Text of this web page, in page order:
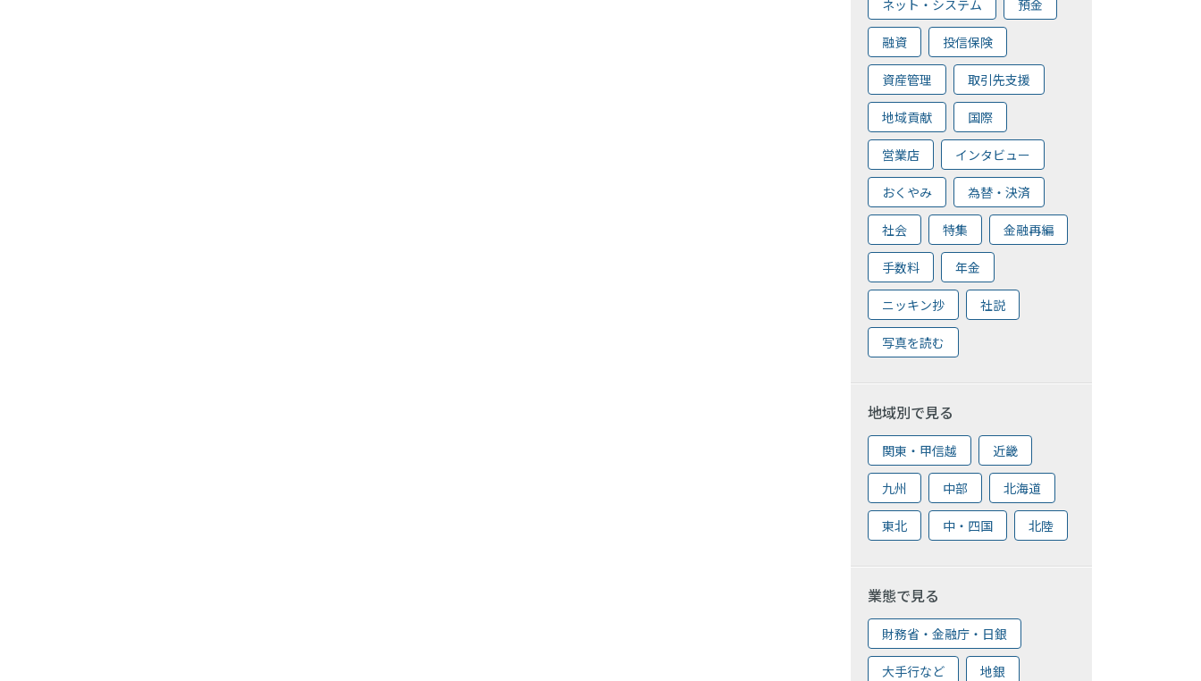
ネット・システム 預金
融資 投信保険
資産管理 取引先支援
地域貢献 国際
営業店 インタビュー
おくやみ 為替・決済
社会 特集 金融再編
手数料 年金
ニッキン抄 社説
写真を読む
地域別で見る
関東・甲信越 近畿
九州 中部 北海道
東北 中・四国 北陸
業態で見る
財務省・金融庁・日銀
大手行など 地銀